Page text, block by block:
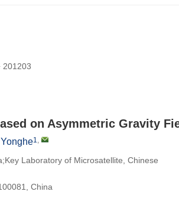
201203
on Asymmetric Gravity
1,
Laboratory of Microsatellite, Chinese
China